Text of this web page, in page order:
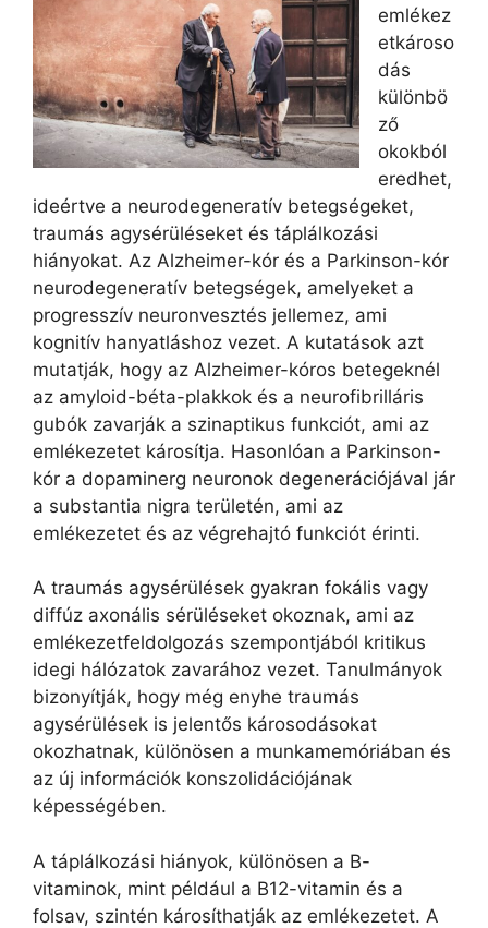
emlékez
etkároso
dás
különbö
ző
okokból
eredhet,
ideértve a neurodegeneratív betegségeket,
traumás agysérüléseket és táplálkozási
hiányokat. Az Alzheimer-kór és a Parkinson-kór
neurodegeneratív betegségek, amelyeket a
progresszív neuronvesztés jellemez, ami
kognitív hanyatláshoz vezet. A kutatások azt
mutatják, hogy az Alzheimer-kóros betegeknél
az amyloid-béta-plakkok és a neurofibrilláris
gubók zavarják a szinaptikus funkciót, ami az
emlékezetet károsítja. Hasonlóan a Parkinson-
kór a dopaminerg neuronok degenerációjával jár
a substantia nigra területén, ami az
emlékezetet és az végrehajtó funkciót érinti.
A traumás agysérülések gyakran fokális vagy
diffúz axonális sérüléseket okoznak, ami az
emlékezetfeldolgozás szempontjából kritikus
idegi hálózatok zavarához vezet. Tanulmányok
bizonyítják, hogy még enyhe traumás
agysérülések is jelentős károsodásokat
okozhatnak, különösen a munkamemóriában és
az új információk konszolidációjának
képességében.
A táplálkozási hiányok, különösen a B-
vitaminok, mint például a B12-vitamin és a
folsav, szintén károsíthatják az emlékezetet. A